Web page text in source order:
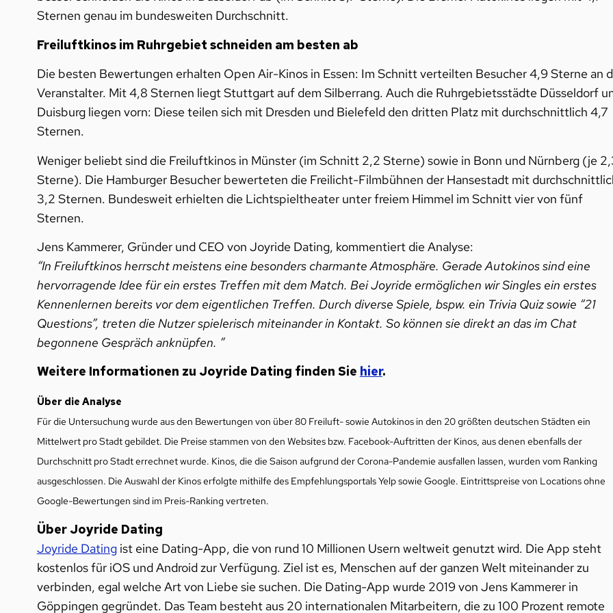
Sternen genau im bundesweiten Durchschnitt.
Freiluftkinos im Ruhrgebiet schneiden am besten ab
Die besten Bewertungen erhalten Open Air-Kinos in Essen: Im Schnitt verteilten Besucher 4,9 Sterne an
Veranstalter. Mit 4,8 Sternen liegt Stuttgart auf dem Silberrang. Auch die Ruhrgebietsstädte Düsseldorf
Duisburg liegen vorn: Diese teilen sich mit Dresden und Bielefeld den dritten Platz mit durchschnittlich 4,7
Sternen.
Weniger beliebt sind die Freiluftkinos in Münster (im Schnitt 2,2 Sterne) sowie in Bonn und Nürnberg (je
Sterne). Die Hamburger Besucher bewerteten die Freilicht-Filmbühnen der Hansestadt mit
3,2 Sternen. Bundesweit erhielten die Lichtspieltheater unter freiem Himmel im Schnitt vier von fünf
Sternen.
Jens Kammerer, Gründer und CEO von Joyride Dating, kommentiert die Analyse:
“In Freiluftkinos herrscht meistens eine besonders charmante Atmosphäre. Gerade Autokinos sind eine
hervorragende Idee für ein erstes Treffen mit dem Match. Bei Joyride ermöglichen wir Singles ein erstes
Kennenlernen bereits vor dem eigentlichen Treffen. Durch diverse Spiele, bspw. ein Trivia Quiz sowie “21
Questions”, treten die Nutzer spielerisch miteinander in Kontakt. So können sie direkt an das im Chat
begonnene Gespräch anknüpfen. ”
Weitere Informationen zu Joyride Dating finden Sie hier.
Über die Analyse
Für die Untersuchung wurde aus den Bewertungen von über 80 Freiluft- sowie Autokinos in den 20 größten deutschen Städten ein
Mittelwert pro Stadt gebildet. Die Preise stammen von den Websites bzw. Facebook-Auftritten der Kinos, aus denen ebenfalls der
Durchschnitt pro Stadt errechnet wurde. Kinos, die die Saison aufgrund der Corona-Pandemie ausfallen lassen, wurden vom Ranking
ausgeschlossen. Die Auswahl der Kinos erfolgte mithilfe des Empfehlungsportals Yelp sowie Google. Eintrittspreise von Locations ohne
Google-Bewertungen sind im Preis-Ranking vertreten.
Über Joyride Dating
Joyride Datingist eine Dating-App, die von rund 10 Millionen Usern weltweit genutzt wird. Die App steht
kostenlos für iOS und Android zur Verfügung. Ziel ist es, Menschen auf der ganzen Welt miteinander zu
verbinden, egal welche Art von Liebe sie suchen. Die Dating-App wurde 2019 von Jens Kammerer in
Göppingen gegründet. Das Team besteht aus 20 internationalen Mitarbeitern, die zu 100 Prozent remote